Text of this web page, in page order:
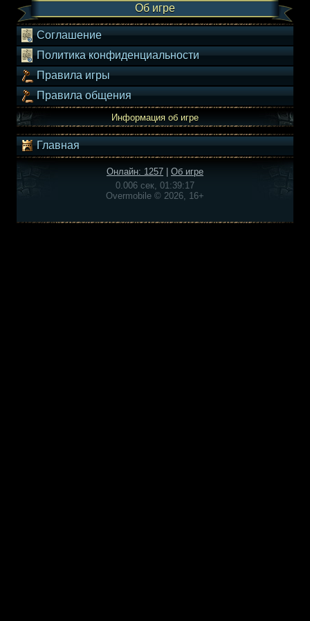
Об игре
Соглашение
Политика конфиденциальности
Правила игры
Правила общения
Информация об игре
Главная
Онлайн: 1257
Об игре
0.006 сек, 01:39:17
Overmobile © 2026, 16+